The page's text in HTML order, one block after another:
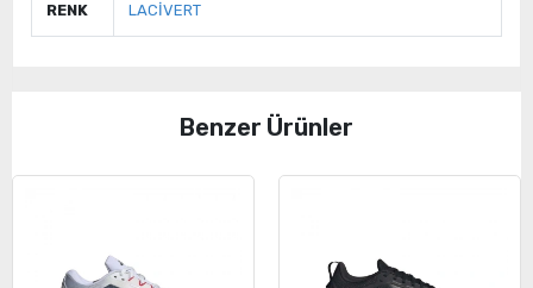
RENK LACİVERT
Benzer Ürünler